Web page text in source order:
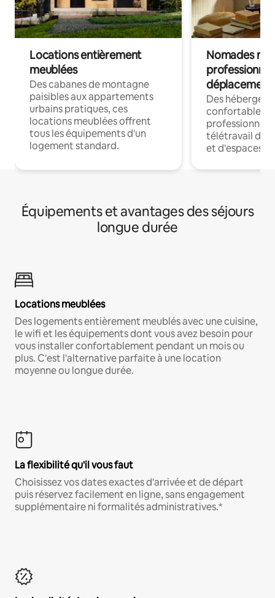
Locations entièrement
meublées
Des cabanes de montagne
paisibles aux appartements
urbains pratiques, ces
locations meublées offrent
tous les équipements d'un
logement standard.
Nomades
déplacement
Des
confortables
professionnels
télétravail
et d'espaces
Équipements et avantages des séjours
longue durée
Locations meublées
Des logements entièrement meublés avec une cuisine,
le wifi et les équipements dont vous avez besoin pour
vous installer confortablement pendant un mois ou
plus. C'est l'alternative parfaite à une location
moyenne ou longue durée.
La flexibilité qu'il vous faut
Choisissez vos dates exactes d'arrivée et de départ
puis réservez facilement en ligne, sans engagement
supplémentaire ni formalités administratives.*